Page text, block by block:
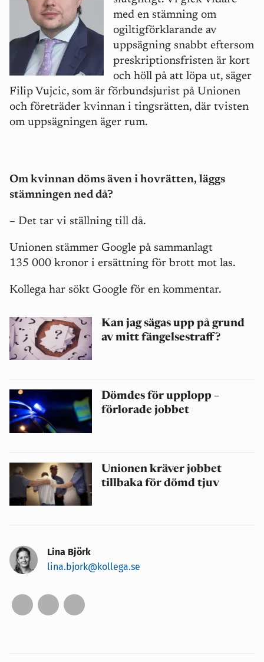
med en stämning om
ogiltigförklarande av
uppsägning snabbt eftersom
preskriptionsfristen är kort
och höll på att löpa ut, säger
Filip Vujcic, som är förbundsjurist på Unionen
och företräder kvinnan i tingsrätten, där tvisten
om uppsägningen äger rum.
Om kvinnan döms även i hovrätten, läggs
stämningen ned då?
– Det tar vi ställning till då.
Unionen stämmer Google på sammanlagt
135 000 kronor i ersättning för brott mot las.
Kollega har sökt Google för en kommentar.
Kan jag sägas upp på grund
av mitt fängelsestraff?
Dömdes för upplopp –
förlorade jobbet
Unionen kräver jobbet
tillbaka för dömd tjuv
Lina Björk
lina.bjork@kollega.se